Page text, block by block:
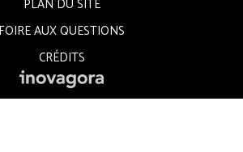
PLAN DU SITE
FOIRE AUX QUESTIONS
CRÉDITS